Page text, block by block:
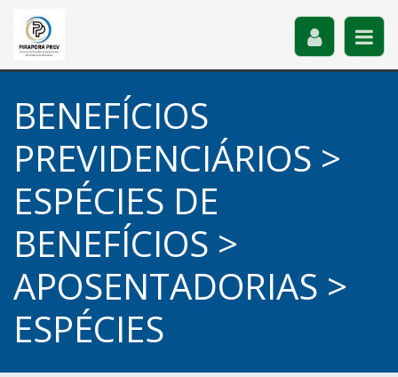
BENEFÍCIOS
PREVIDENCIÁRIOS >
ESPÉCIES DE
BENEFÍCIOS >
APOSENTADORIAS >
ESPÉCIES